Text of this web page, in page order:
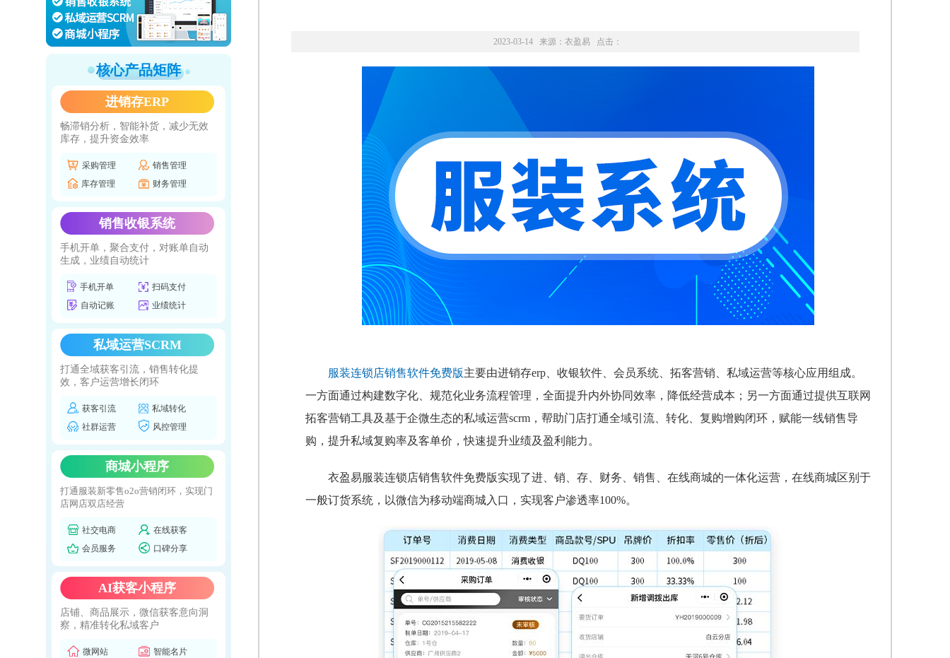
核心产品矩阵
进销存ERP
畅滞销分析，智能补货，减少无效
库存，提升资金效率
采购管理
销售管理
库存管理
财务管理
销售收银系统
手机开单，聚合支付，对账单自动
生成，业绩自动统计
手机开单
扫码支付
自动记账
业绩统计
私域运营SCRM
打通全域获客引流，销售转化提
效，客户运营增长闭环
获客引流
私域转化
社群运营
风控管理
商城小程序
打通服装新零售o2o营销闭环，实现门
店网店双店经营
社交电商
在线获客
会员服务
口碑分享
AI获客小程序
店铺、商品展示，微信获客意向洞
察，精准转化私域客户
微网站
智能名片
2023-03-14 来源： 衣盈易 点击：
服装连锁店销售软件免费版主要由进销存erp、收银软件、会员系统、拓客营销、私域运营等核心应用组成。
一方面通过构建数字化、规范化业务流程管理，全面提升内外协同效率，降低经营成本；另一方面通过提供互联网
拓客营销工具及基于企微生态的私域运营scrm，帮助门店打通全域引流、转化、复购增购闭环，赋能一线销售导
购，提升私域复购率及客单价，快速提升业绩及盈利能力。
衣盈易服装连锁店销售软件免费版实现了进、销、存、财务、销售、在线商城的一体化运营，在线商城区别于
一般订货系统，以微信为移动端商城入口，实现客户渗透率100%。